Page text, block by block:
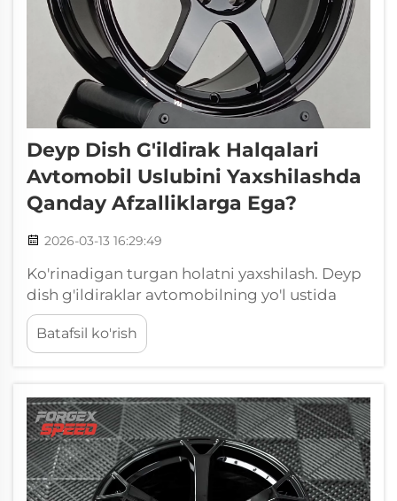
Deyp Dish G'ildirak Halqalari
Avtomobil Uslubini Yaxshilashda
Qanday Afzalliklarga Ega?
2026-03-13 16:29:49
Ko'rinadigan turgan holatni yaxshilash. Deyp
dish g'ildiraklar avtomobilning yo'l ustida
qanday ko'rinishini to'liq o'zgartiradi, chunki
ular uning vizual markazini qayta
joylashtiradi va standart g'ildiraklar bilan
mustahkam turgan holat yaratadi. Ularning
konkav dizayni g'ildirak yuzini...
Batafsil ko'rish